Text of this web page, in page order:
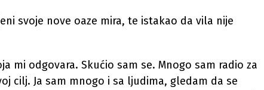
svoje nove oaze mira, te istakao da vila nije
mi odgovara. Skućio sam se. Mnogo sam radio za
cilj. Ja sam mnogo i sa ljudima, gledam da se